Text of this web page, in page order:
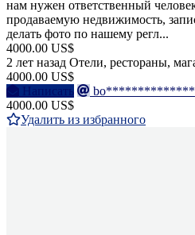
нам нужен ответственный
продаваемую недвижимость,
делать фото по нашему регл...
4000.00 US$
2 лет назад Отели, рестораны,
4000.00 US$
Написать
4000.00 US$
Удалить из избранного